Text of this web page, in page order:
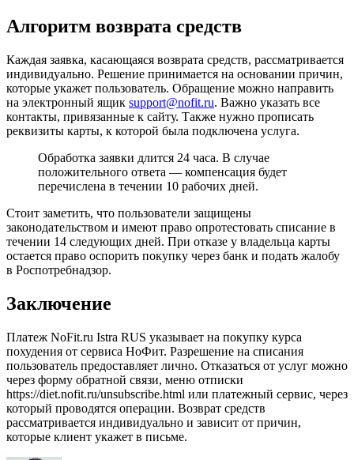
Алгоритм возврата средств
Каждая заявка, касающаяся возврата средств, рассматривается
индивидуально. Решение принимается на основании причин,
которые укажет пользователь. Обращение можно направить
на электронный ящик support@nofit.ru. Важно указать все
контакты, привязанные к сайту. Также нужно прописать
реквизиты карты, к которой была подключена услуга.
Обработка заявки длится 24 часа. В случае
положительного ответа — компенсация будет
перечислена в течении 10 рабочих дней.
Стоит заметить, что пользователи защищены
законодательством и имеют право опротестовать списание в
течении 14 следующих дней. При отказе у владельца карты
остается право оспорить покупку через банк и подать жалобу
в Роспотребнадзор.
Заключение
Платеж NoFit.ru Istra RUS указывает на покупку курса
похудения от сервиса НоФит. Разрешение на списания
пользователь предоставляет лично. Отказаться от услуг можно
через форму обратной связи, меню отписки
https://diet.nofit.ru/unsubscribe.html или платежный сервис, через
который проводятся операции. Возврат средств
рассматривается индивидуально и зависит от причин,
которые клиент укажет в письме.